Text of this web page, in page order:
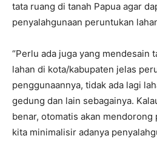
tata ruang di tanah Papua agar
penyalahgunaan peruntukan
“Perlu ada juga yang mendesain
lahan di kota/kabupaten jelas
penggunaannya, tidak ada lagi
gedung dan lain sebagainya.
benar, otomatis akan mendorong
kita minimalisir adanya